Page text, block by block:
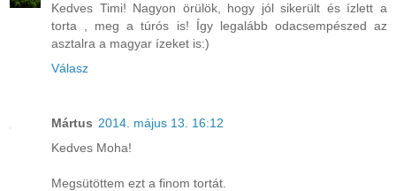
Kedves Timi! Nagyon örülök, hogy jól sikerült és ízlett a
torta , meg a túrós is! Így legalább odacsempészed az
asztalra a magyar ízeket is:)
Válasz
Mártus 2014. május 13. 16:12
Kedves Moha!
Megsütöttem ezt a finom tortát.